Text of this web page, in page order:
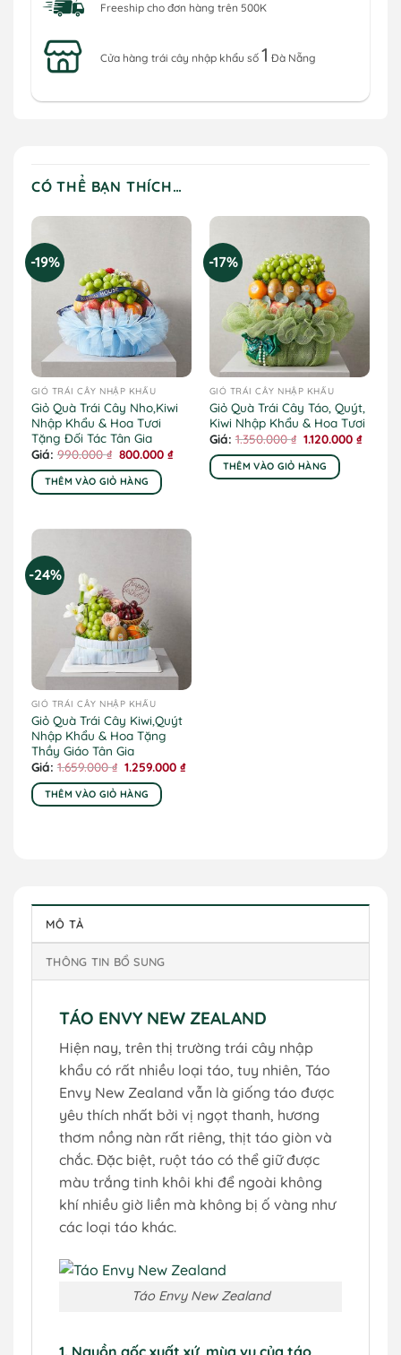
Freeship cho đơn hàng trên 500K
Cửa hàng trái cây nhập khẩu số 1 Đà Nẵng
CÓ THỂ BẠN THÍCH…
-19%
GIỎ TRÁI CÂY NHẬP KHẨU
Giỏ Quà Trái Cây Nho,Kiwi
Nhập Khẩu & Hoa Tươi
Tặng Đối Tác Tân Gia
990.000₫ Giá
là:
990.000 ₫.
800.000 ₫Giá
THÊM VÀO GIỎ HÀNG
-17%
GIỎ TRÁI CÂY NHẬP KHẨU
Giỏ Quà Trái Cây Táo, Quýt,
Kiwi Nhập Khẩu & Hoa Tươi
1.350.000₫ Giá
là:
1.350.000 ₫.
1.120.000 ₫Giá
THÊM VÀO GIỎ HÀNG
-24%
GIỎ TRÁI CÂY NHẬP KHẨU
Giỏ Quà Trái Cây Kiwi,Quýt
Nhập Khẩu & Hoa Tặng
Thầy Giáo Tân Gia
1.659.000₫ Giá
gốc
là:
1.659.000 ₫.
1.259.000 ₫Giá
THÊM VÀO GIỎ HÀNG
MÔ TẢ
THÔNG TIN BỔ SUNG
TÁO ENVY NEW ZEALAND
Hiện nay, trên thị trường trái cây nhập
khẩu có rất nhiều loại táo, tuy nhiên, Táo
Envy New Zealand vẫn là giống táo được
yêu thích nhất bởi vị ngọt thanh, hương
thơm nồng nàn rất riêng, thịt táo giòn và
chắc. Đặc biệt, ruột táo có thể giữ được
màu trắng tinh khôi khi để ngoài không
khí nhiều giờ liền mà không bị ố vàng như
các loại táo khác.
Táo Envy New Zealand